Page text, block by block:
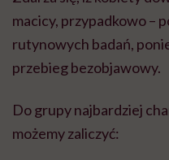
macicy, przypadkowo –
rutynowych badań,
przebieg bezobjawowy.
Do grupy najbardziej
możemy zaliczyć: